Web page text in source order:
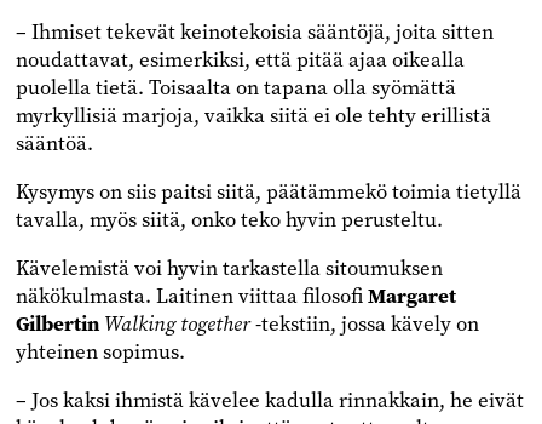
– Ihmiset tekevät keinotekoisia sääntöjä, joita sitten
noudattavat, esimerkiksi, että pitää ajaa oikealla
puolella tietä. Toisaalta on tapana olla syömättä
myrkyllisiä marjoja, vaikka siitä ei ole tehty erillistä
sääntöä.
Kysymys on siis paitsi siitä, päätämmekö toimia tietyllä
tavalla, myös siitä, onko teko hyvin perusteltu.
Kävelemistä voi hyvin tarkastella sitoumuksen
näkökulmasta. Laitinen viittaa filosofiMargaret
Gilbertin Walking together-tekstiin, jossa kävely on
yhteinen sopimus.
– Jos kaksi ihmistä kävelee kadulla rinnakkain, he eivät